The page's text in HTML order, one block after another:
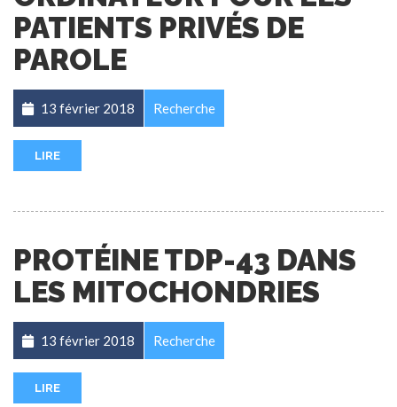
PATIENTS PRIVÉS DE
PAROLE
13 février 2018 Recherche
LIRE
PROTÉINE TDP-43 DANS
LES MITOCHONDRIES
13 février 2018 Recherche
LIRE